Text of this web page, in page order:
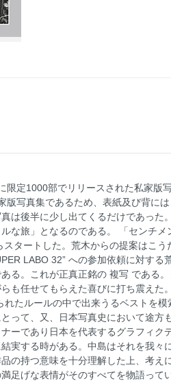
限定1000部でリリースされた私家
写真集であるため、表紙及び背に
は後半に少し出てくるだけであった
な旅」となるのである。 「センチ
タートした。荒木からの提案はこ
LABO 32” への参加依頼に対す
る。これが正真正銘の 複写 である
も任せてもらえた喜びに打ち震え
たルールの中で出来うるベストを
って、又、日本写真史において途
ーであり日本を代表するグラフィ
実する時がある。中島はそれを我々
の持つ意味を十分理解した上、考え
足げな表情がそのすべてを物語って